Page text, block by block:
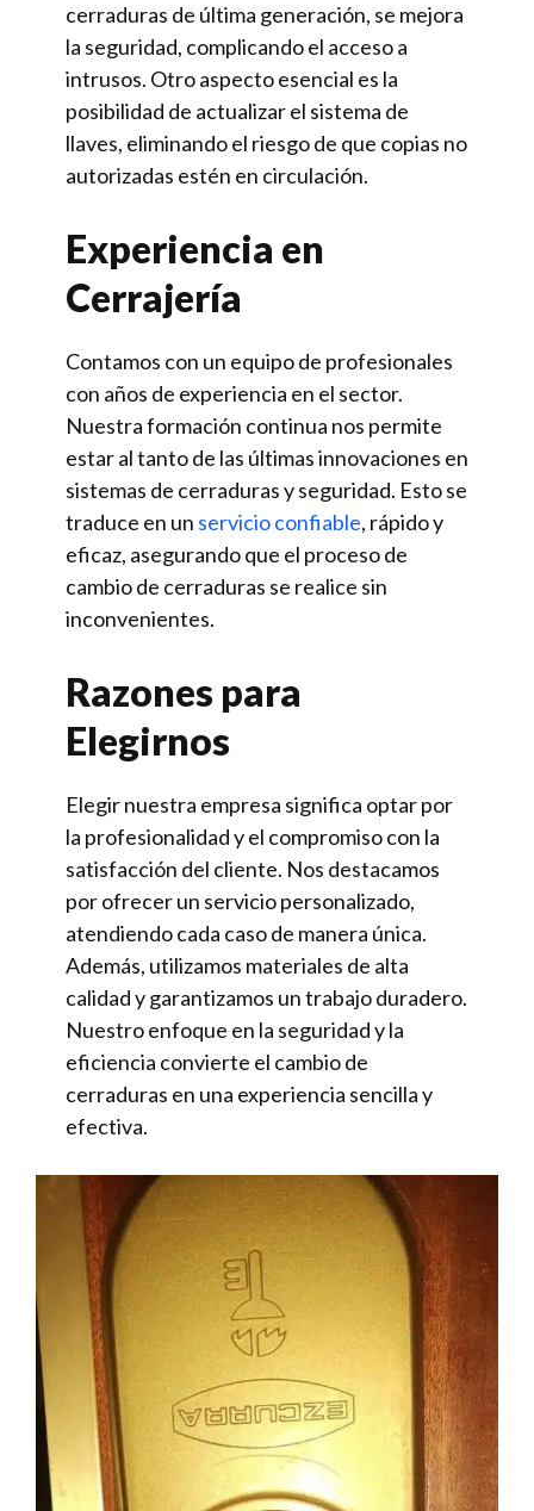
cerraduras de última generación, se mejora
la seguridad, complicando el acceso a
intrusos. Otro aspecto esencial es la
posibilidad de actualizar el sistema de
llaves, eliminando el riesgo de que copias no
autorizadas estén en circulación.
Experiencia en
Cerrajería
Contamos con un equipo de profesionales
con años de experiencia en el sector.
Nuestra formación continua nos permite
estar al tanto de las últimas innovaciones en
sistemas de cerraduras y seguridad. Esto se
traduce en un servicio confiable, rápido y
eficaz, asegurando que el proceso de
cambio de cerraduras se realice sin
inconvenientes.
Razones para
Elegirnos
Elegir nuestra empresa significa optar por
la profesionalidad y el compromiso con la
satisfacción del cliente. Nos destacamos
por ofrecer un servicio personalizado,
atendiendo cada caso de manera única.
Además, utilizamos materiales de alta
calidad y garantizamos un trabajo duradero.
Nuestro enfoque en la seguridad y la
eficiencia convierte el cambio de
cerraduras en una experiencia sencilla y
efectiva.